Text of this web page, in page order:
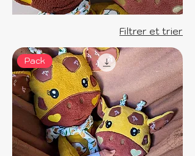
Filtrer et trier
Pack